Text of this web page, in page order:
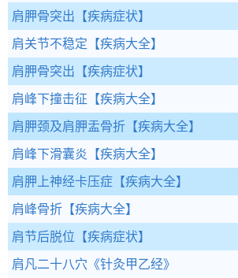
肩胛骨突出 【疾病症状】
肩关节不稳定 【疾病大全】
肩胛骨突出 【疾病症状】
肩峰下撞击征 【疾病大全】
肩胛颈及肩胛盂骨折 【疾病大全】
肩峰下滑囊炎 【疾病大全】
肩胛上神经卡压症 【疾病大全】
肩峰骨折 【疾病大全】
肩节后脱位 【疾病症状】
肩凡二十八穴 《针灸甲乙经》